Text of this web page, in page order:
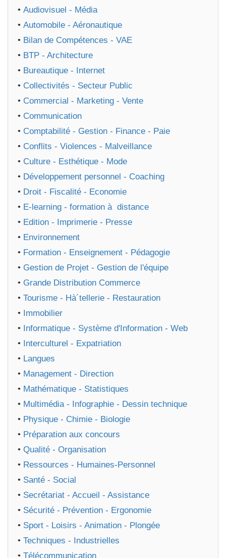
• Audiovisuel - Média
• Automobile - Aéronautique
• Bilan de Compétences - VAE
• BTP - Architecture
• Bureautique - Internet
• Collectivités - Secteur Public
• Commercial - Marketing - Vente
• Communication
• Comptabilité - Gestion - Finance - Paie
• Conflits - Violences - Malveillance
• Culture - Esthétique - Mode
• Développement personnel - Coaching
• Droit - Fiscalité - Economie
• E-learning - formation à distance
• Edition - Imprimerie - Presse
• Environnement
• Formation - Enseignement - Pédagogie
• Gestion de Projet - Gestion de l'équipe
• Grande Distribution Commerce
• Tourisme - Hà´tellerie - Restauration
• Immobilier
• Informatique - Système d'Information - Web
• Interculturel - Expatriation
• Langues
• Management - Direction
• Mathématique - Statistiques
• Multimédia - Infographie - Dessin technique
• Physique - Chimie - Biologie
• Préparation aux concours
• Qualité - Organisation
• Ressources - Humaines-Personnel
• Santé - Social
• Secrétariat - Accueil - Assistance
• Sécurité - Prévention - Ergonomie
• Sport - Loisirs - Animation - Plongée
• Techniques - Industrielles
• Télécommunication